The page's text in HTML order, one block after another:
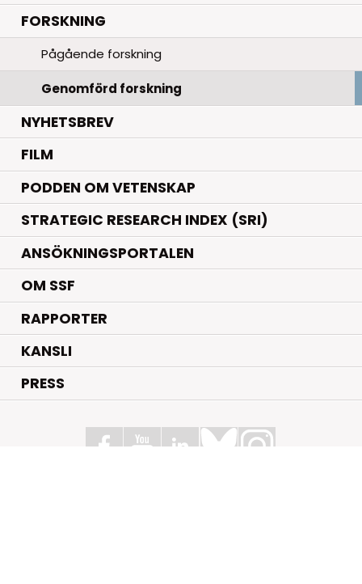
FORSKNING.
Pågående forskning
Genomförd forskning
NYHETSBREV
FILM
PODDEN OM VETENSKAP
STRATEGIC RESEARCH INDEX (SRI)
ANSÖKNINGSPORTALEN
OM SSF
RAPPORTER
KANSLI
PRESS